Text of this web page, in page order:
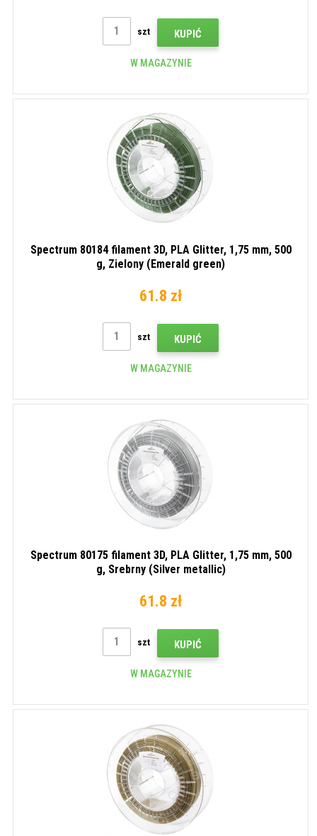
szt KUPIĆ
W MAGAZYNIE
Spectrum 80184 filament 3D, PLA Glitter, 1,75 mm, 500
g, Zielony (Emerald green)
61.8 zł
szt KUPIĆ
W MAGAZYNIE
Spectrum 80175 filament 3D, PLA Glitter, 1,75 mm, 500
g, Srebrny (Silver metallic)
61.8 zł
szt KUPIĆ
W MAGAZYNIE